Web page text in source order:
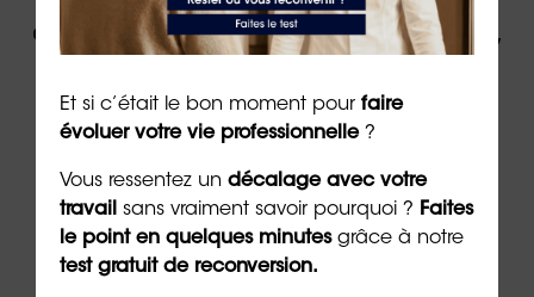
évolution professionnelle par un expert,
Viale formulaire de contacten ligne
Par téléphone au02 43 72 25 88
Et si c’était le bon moment pour faire
évoluer votre vie professionnelle?
Vous ressentez un décalage avec votre
travail sans vraiment savoir pourquoi ? Faites
le point en quelques minutesgrâce à notre
test gratuit de reconversion.